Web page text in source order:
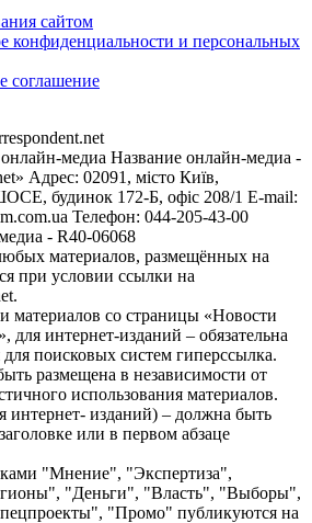
сайтом
конфиденциальности и персональных
соглашение
медиа Название онлайн-медиа -
Адрес: 02091, місто Київ,
будинок 172-Б, офіс 208/1 E-mail:
Телефон: 044-205-43-00
- R40-06068
материалов, размещённых на
при условии ссылки на
материалов со страницы «Новости
интернет-изданий – обязательна
поисковых систем гиперссылка.
размещена в независимости от
использования материалов.
интернет- изданий) – должна быть
или в первом абзаце
"Мнение", "Экспертиза",
"Деньги", "Власть", "Выборы",
"Промо" публикуются на